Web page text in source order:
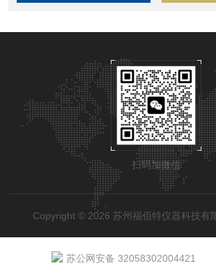
扫码加微信
Copyright © 2026 苏州福佰特仪器科技有
苏公网安备 32058302004421